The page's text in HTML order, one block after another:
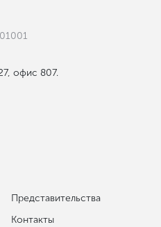
офис 807.
Представительства
Контакты